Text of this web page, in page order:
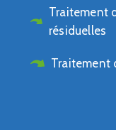
Traitement
résiduelles
Traitement